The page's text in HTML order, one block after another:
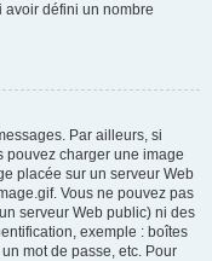
avoir défini un nombre
Par ailleurs, si
pouvez charger une image
placée sur un serveur Web
Vous ne pouvez pas
serveur Web public) ni des
exemple : boîtes
mot de passe, etc. Pour